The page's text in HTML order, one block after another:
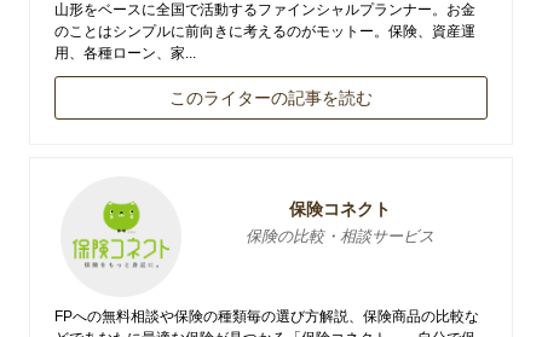
山形をベースに全国で活動するファインシャルプランナー。お金
のことはシンプルに前向きに考えるのがモットー。保険、資産運
用、各種ローン、家...
このライターの記事を読む
保険コネクト
保険の比較・相談サービス
FPへの無料相談や保険の種類毎の選び方解説、保険商品の比較な